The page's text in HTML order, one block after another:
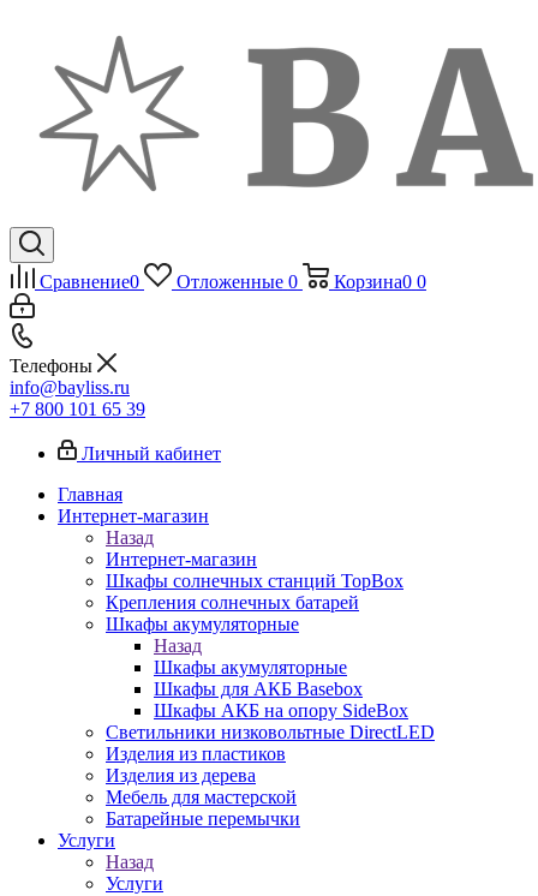
Сравнение0 Отложенные 0 Корзина0 0
Телефоны
info@bayliss.ru
+7 800 101 65 39
Личный кабинет
Главная
Интернет-магазин
Назад
Интернет-магазин
Шкафы солнечных станций TopBox
Крепления солнечных батарей
Шкафы акумуляторные
Назад
Шкафы акумуляторные
Шкафы для АКБ Basebox
Шкафы АКБ на опору SideBox
Светильники низковольтные DirectLED
Изделия из пластиков
Изделия из дерева
Мебель для мастерской
Батарейные перемычки
Услуги
Назад
Услуги